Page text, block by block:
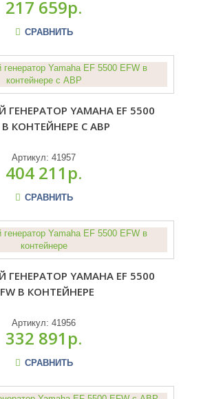
217 659р.
СРАВНИТЬ
YAMAHA EF 5500
В КОНТЕЙНЕРЕ С АВР
Артикул:41957
404 211р.
СРАВНИТЬ
YAMAHA EF 5500
В КОНТЕЙНЕРЕ
Артикул:41956
332 891р.
СРАВНИТЬ